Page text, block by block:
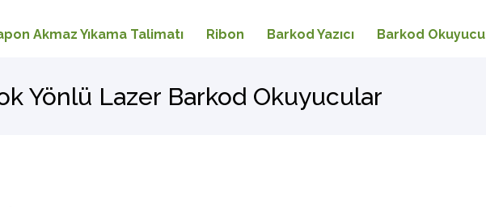
Akmaz Yıkama Talimatı Ribon Barkod Yazıcı Barkod Okuyucu
Yönlü Lazer Barkod Okuyucular